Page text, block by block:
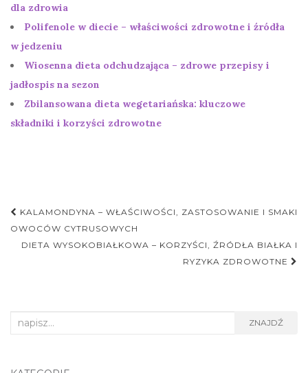
dla zdrowia
Polifenole w diecie – właściwości zdrowotne i źródła
w jedzeniu
Wiosenna dieta odchudzająca – zdrowe przepisy i
jadłospis na sezon
Zbilansowana dieta wegetariańska: kluczowe
składniki i korzyści zdrowotne
Nawigacja
postu
KALAMONDYNA – WŁAŚCIWOŚCI, ZASTOSOWANIE I SMAKI
OWOCÓW CYTRUSOWYCH
DIETA WYSOKOBIAŁKOWA – KORZYŚCI, ŹRÓDŁA BIAŁKA I
RYZYKA ZDROWOTNE
Search
ZNAJDŹ